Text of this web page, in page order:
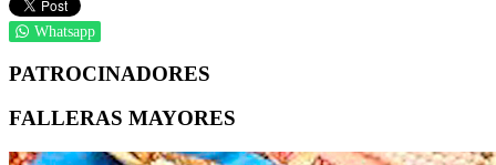
Whatsapp
PATROCINADORES
FALLERAS MAYORES